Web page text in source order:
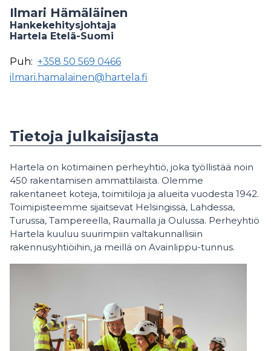
Ilmari Hämäläinen
Hankekehitysjohtaja
Hartela Etelä-Suomi
Puh: +358 50 569 0466
ilmari.hamalainen@hartela.fi
Tietoja julkaisijasta
Hartela on kotimainen perheyhtiö, joka työllistää noin
450 rakentamisen ammattilaista. Olemme
rakentaneet koteja, toimitiloja ja alueita vuodesta 1942.
Toimipisteemme sijaitsevat Helsingissä, Lahdessa,
Turussa, Tampereella, Raumalla ja Oulussa. Perheyhtiö
Hartela kuuluu suurimpiin valtakunnallisiin
rakennusyhtiöihin, ja meillä on Avainlippu-tunnus.